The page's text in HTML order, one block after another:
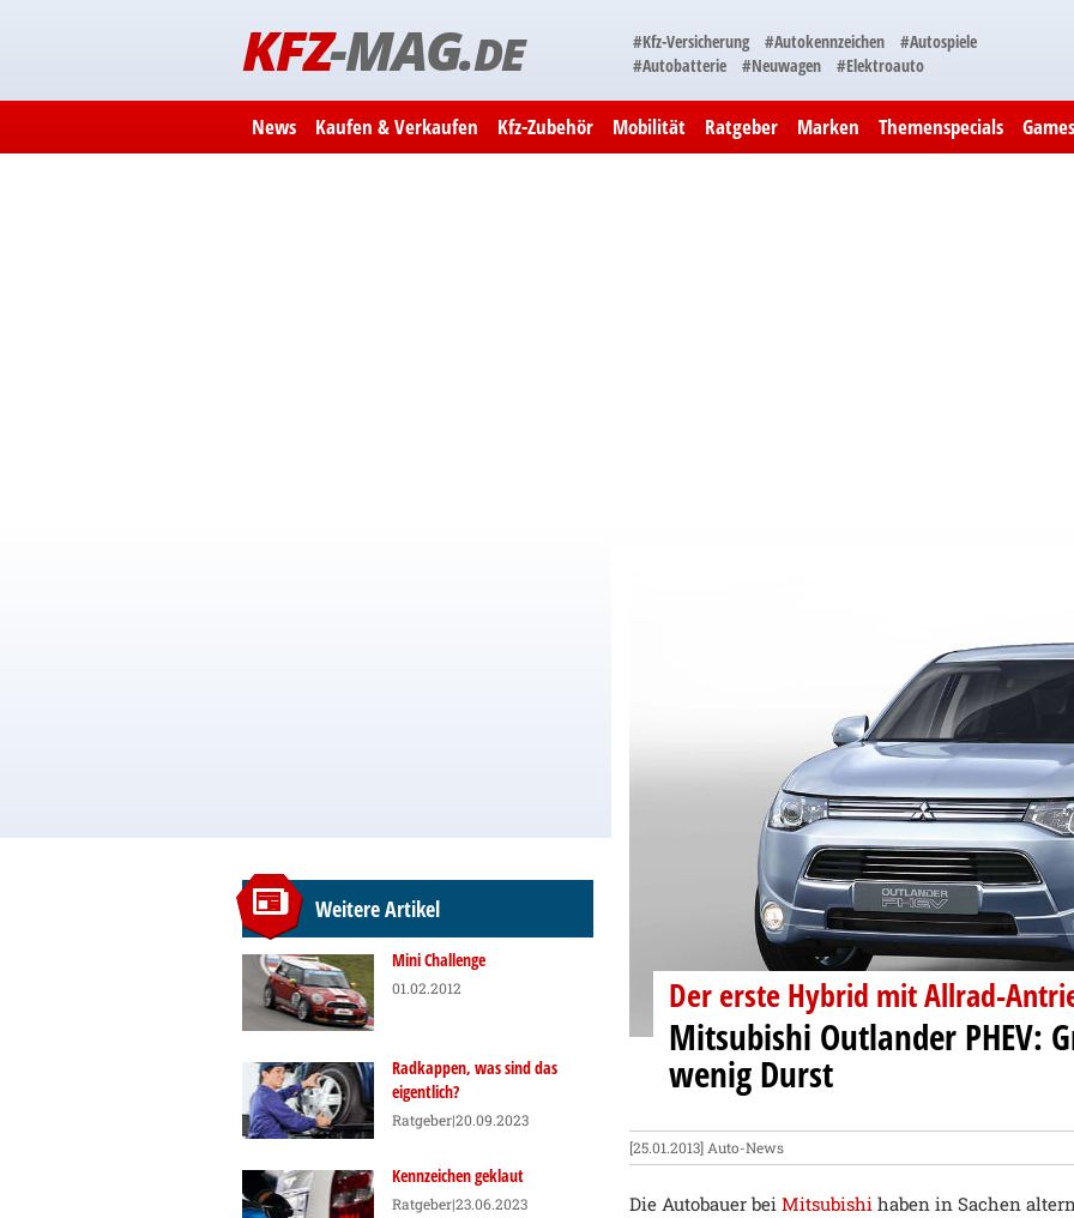
KFZ-MAG.DE #Kfz-Versicherung #Autokennzeichen
#Autospiele
#Autobatterie
#Neuwagen #Elektroauto
News Kaufen & Verkaufen Kfz-Zubehör Mobilität Ratgeber Marken Themenspecials Games
Der erste Hybrid mit Allrad-
Mitsubishi Outlander PHEV:
wenig Durst
[25.01.2013] Auto-News
Die Autobauer beiMitsubishi haben in Sachen
Weitere Artikel
Mini Challenge
01.02.2012
Radkappen, was sind das
eigentlich?
Ratgeber|20.09.2023
Kennzeichen geklaut
Ratgeber|23.06.2023